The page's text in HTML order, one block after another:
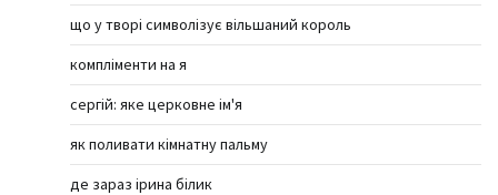
що у творі символізує вільшаний король
компліменти на я
сергій: яке церковне ім'я
як поливати кімнатну пальму
де зараз ірина білик